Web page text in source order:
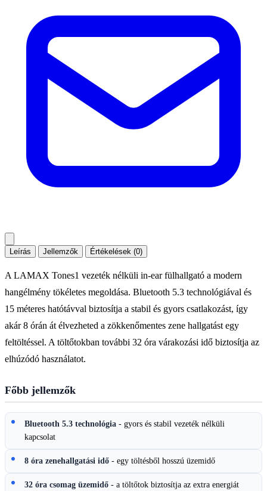
Leírás Jellemzők Értékelések (0)
A LAMAX Tones1 vezeték nélküli in-ear fülhallgató a modern
hangélmény tökéletes megoldása. Bluetooth 5.3 technológiával és
15 méteres hatótávval biztosítja a stabil és gyors csatlakozást, így
akár 8 órán át élvezheted a zökkenőmentes zene hallgatást egy
feltöltéssel. A töltőtokban további 32 óra várakozási idő biztosítja az
elhúzódó használatot.
Főbb jellemzők
Bluetooth 5.3 technológia - gyors és stabil vezeték nélküli
kapcsolat
8 óra zenehallgatási idő - egy töltésből hosszú üzemidő
32 óra csomag üzemidő - a töltőtok biztosítja az extra energiát